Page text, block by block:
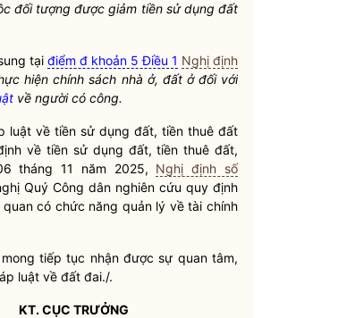
đối tượng được giảm tiền sử dụng đất
tại điểm đ khoản 5 Điều 1 Nghị định
hiện chính sách nhà ở, đất ở đối với
về người có công.
luậtvề tiền sử dụng đất, tiền thuê đất
về tiền sử dụng đất, tiền thuê đất,
tháng 11 năm 2025, Nghị định số
QuýCông dân nghiên cứu quy định
có chức năng quản lý về tài chính
tiếp tục nhận được sự quan tâm,
luật về đất đai./.
KT. CỤC TRƯỞNG